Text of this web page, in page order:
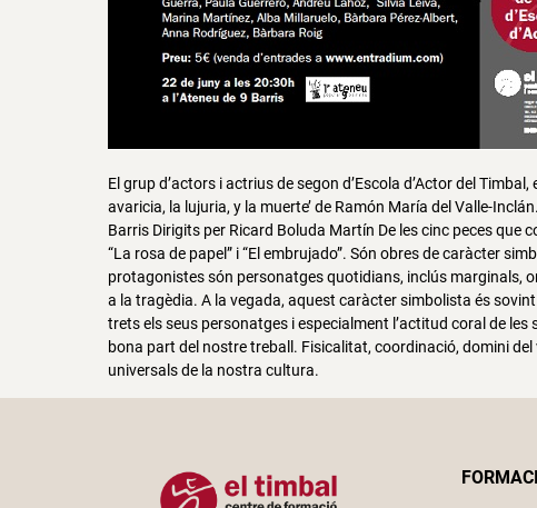
El grup d’actors i actrius de segon d’Escola d’Actor del
avaricia, la lujuria, y la muerte’ de Ramón María del Valle-
Barris Dirigits per Ricard Boluda Martín De les cinc peces que
“La rosa de papel” i “El embrujado”. Són obres de caràcter
protagonistes són personatges quotidians, inclús marginals,
a la tragèdia. A la vegada, aquest caràcter simbolista és
trets els seus personatges i especialment l’actitud coral de
bona part del nostre treball. Fisicalitat, coordinació, domini
universals de la nostra cultura.